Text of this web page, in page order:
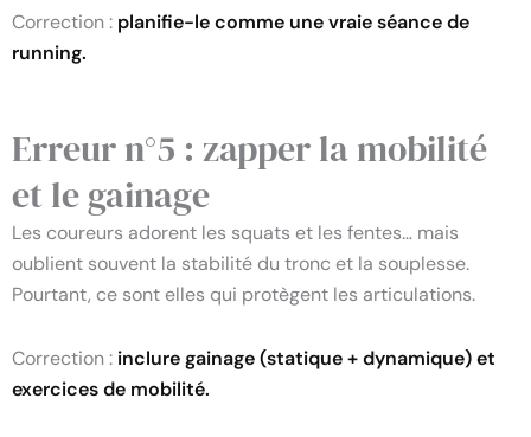
Correction : planifie-le comme une vraie séance de
running.
Erreur n°5 : zapper la mobilité
et le gainage
Les coureurs adorent les squats et les fentes… mais
oublient souvent la stabilité du tronc et la souplesse.
Pourtant, ce sont elles qui protègent les articulations.
Correction : inclure gainage (statique + dynamique) et
exercices de mobilité.